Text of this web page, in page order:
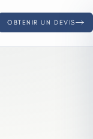
OBTENIR UN DEVIS